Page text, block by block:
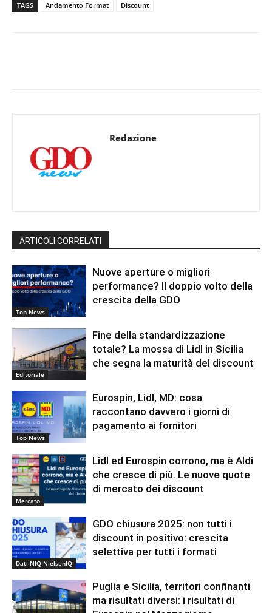
TAGS Andamento Format Discount
Redazione
ARTICOLI CORRELATI
Top News
Nuove aperture o migliori
performance? Il doppio volto della
crescita della GDO
Editoriale
Fine della standardizzazione
totale? La mossa di Lidl in Sicilia
che segna la maturità del discount
Top News
Eurospin, Lidl, MD: cosa
raccontano davvero i giorni di
pagamento ai fornitori
Mercato
Lidl ed Eurospin corrono, ma è Aldi
che cresce di più. Le nuove quote
di mercato dei discount
Dati NIQ-NielsenIQ
GDO chiusura 2025: non tutti i
discount in positivo: crescita
selettiva per tutti i formati
Puglia e Sicilia, territori confinanti
ma risultati diversi: i risultati di